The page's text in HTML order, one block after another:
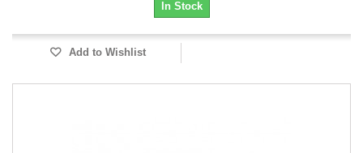
In Stock
Add to Wishlist